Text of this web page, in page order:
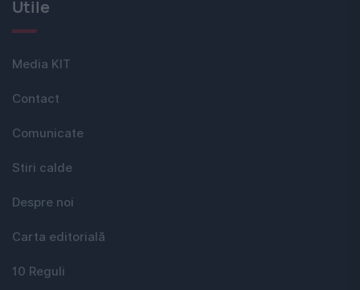
Utile
Media KIT
Contact
Comunicate
Stiri calde
Despre noi
Carta editorială
10 Reguli